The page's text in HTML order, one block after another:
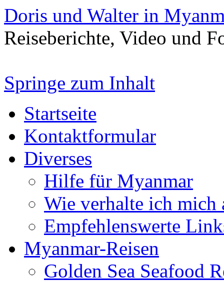
Doris und Walter in
Reiseberichte, Video und
Springe zum Inhalt
Startseite
Kontaktformular
Diverses
Hilfe für Myanmar
Wie verhalte ich
Empfehlenswerte
Myanmar-Reisen
Golden Sea Seafood